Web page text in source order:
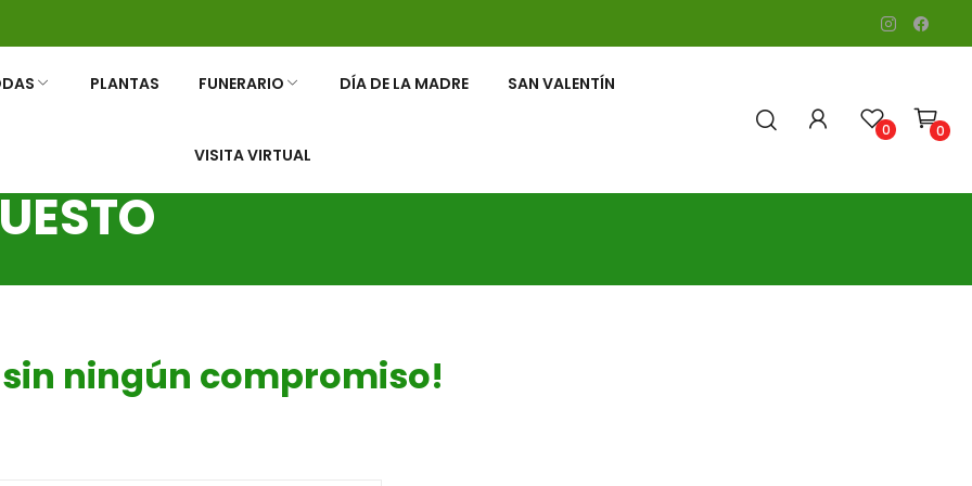
PLANTAS FUNERARIO DÍA DE LA MADRE SAN VALENTÍN
VISITA VIRTUAL
0 0
ningún compromiso!